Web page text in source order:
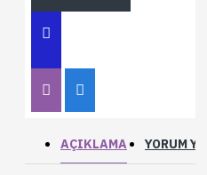
AÇIKLAMA YORUM YAP